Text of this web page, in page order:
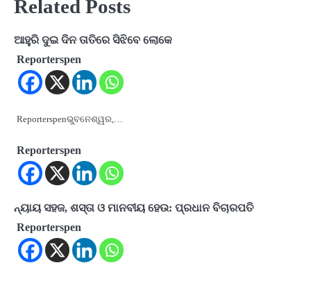
Related Posts
ଆହୁରି ଦୁଇ ଦିନ ତାତିରେ ସିଝିବେ ଲୋକେ
Reporterspen
Reporterspenଭୁବନେଶ୍ୱର,…
Reporterspen
ନ୍ୟାୟ ସହଜ, ଶସ୍ତା ଓ ମାନବୀୟ ହେଉ: ପ୍ରଧାନ ବିଚାରପତି
Reporterspen